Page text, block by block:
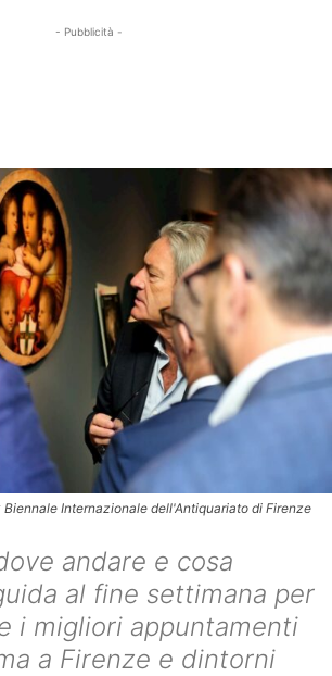
- Pubblicità -
Internazionale dell'Antiquariato di Firenze
andare e cosa
al fine settimana per
i migliori appuntamenti
a Firenze e dintorni